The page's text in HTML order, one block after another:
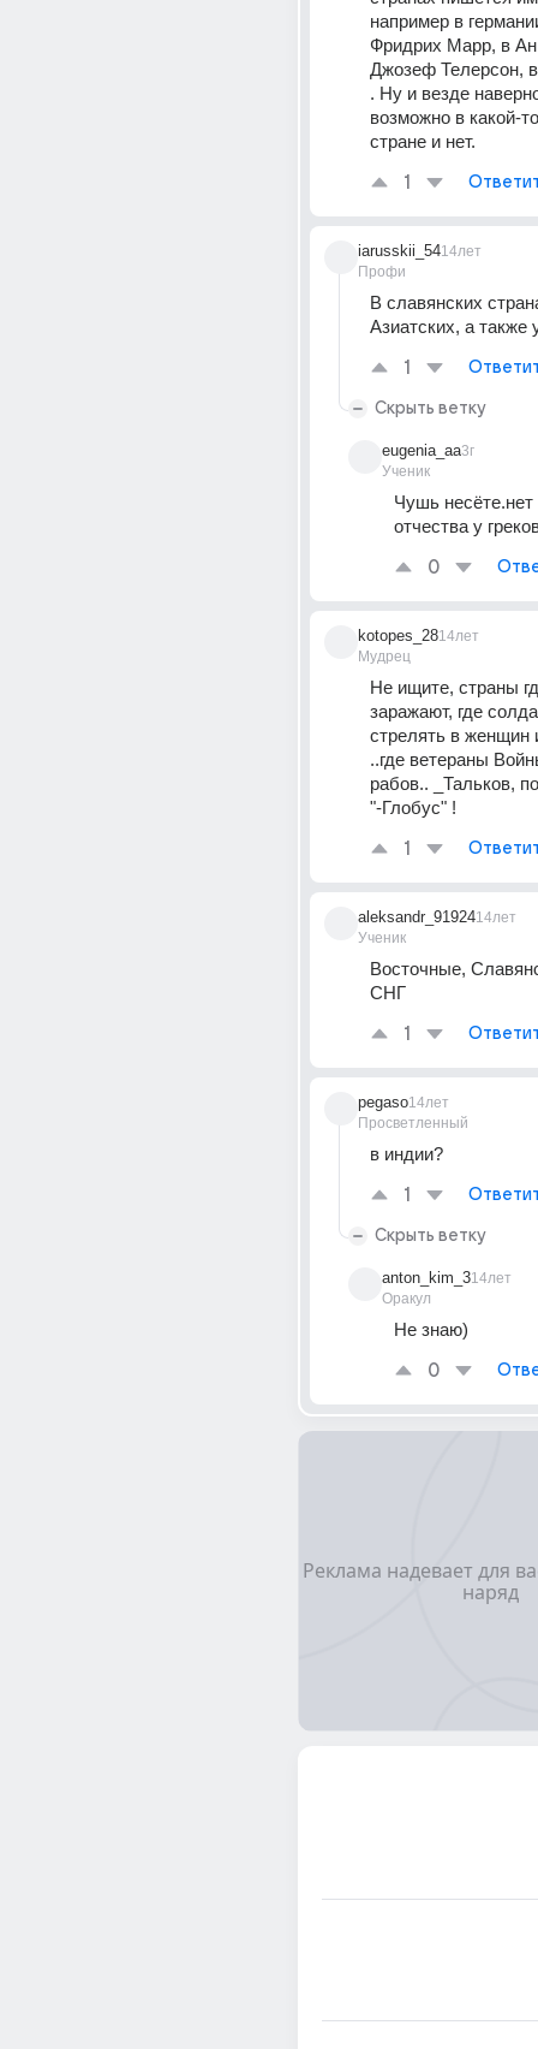
например в
Фридрих Марр, в
Джозеф Телерсон,
. Ну и везде
возможно в какой-
стране и нет.
1
iarusskii_54
Профи
14лет
В славянских
Азиатских, а также
1
Скрыть ветку
eugenia_aa
Ученик
3г
Чушь несёте.нет
отчества у
0
kotopes_28
Мудрец
14лет
Не ищите, страны
заражают, где
стрелять в женщин
..где ветераны
рабов.. _Тальков,
"-Глобус" !
1
aleksandr_91924
Ученик
14лет
Восточные,
СНГ
1
pegaso
Просветленный
14лет
в индии?
1
Скрыть ветку
anton_kim_3
Оракул
14лет
Не знаю)
0